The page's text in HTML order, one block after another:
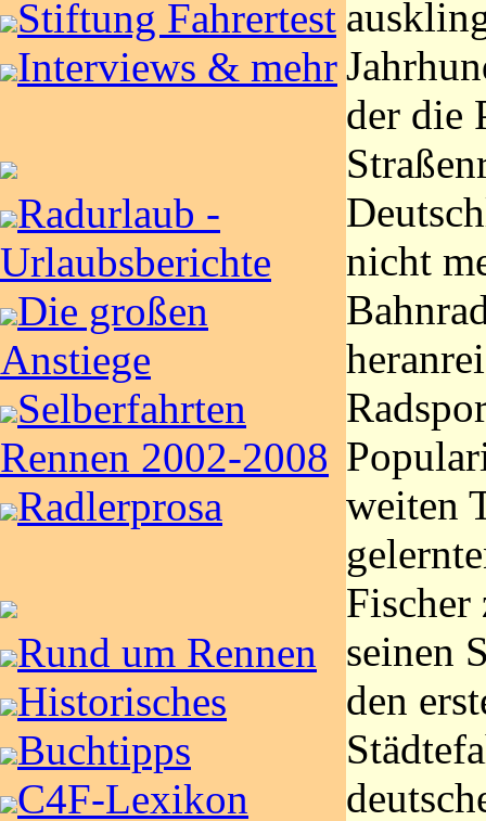
Stiftung Fahrertest
Interviews & mehr
Radurlaub -
Urlaubsberichte
Die großen
Anstiege
Selberfahrten
Rennen 2002-2008
Radlerprosa
Rund um Rennen
Historisches
Buchtipps
C4F-Lexikon
der die
nicht
weiten
seinen
den